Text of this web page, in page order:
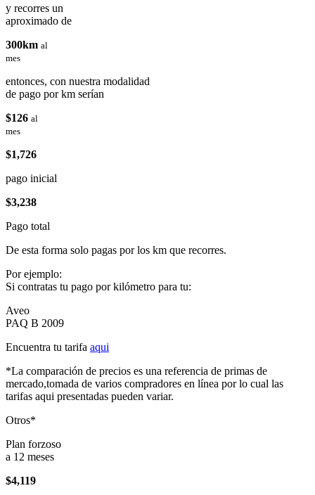
y recorres un
aproximado de
300km al
mes
entonces, con nuestra modalidad
de pago por km serían
$126 al
mes
$1,726
pago inicial
$3,238
Pago total
De esta forma solo pagas por los km que recorres.
Por ejemplo:
Si contratas tu pago por kilómetro para tu:
Aveo
PAQ B 2009
Encuentra tu tarifa aqui
*La comparación de precios es una referencia de primas de
mercado,tomada de varios compradores en línea por lo cual las
tarifas aqui presentadas pueden variar.
Otros*
Plan forzoso
a 12 meses
$4,119